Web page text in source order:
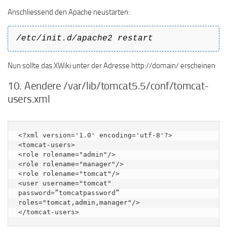
Anschliessend den Apache neustarten:
/etc/init.d/apache2 restart
Nun sollte das XWiki unter der Adresse http://domain/ erscheinen
10. Aendere /var/lib/tomcat5.5/conf/tomcat-
users.xml
<?xml version='1.0' encoding='utf-8'?>
<tomcat-users>
<role rolename="admin"/>
<role rolename="manager"/>
<role rolename="tomcat"/>
<user username="tomcat"
password=”tomcatpassword”
roles="tomcat,admin,manager"/>
</tomcat-users>